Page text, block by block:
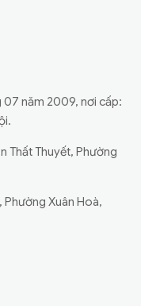
năm 2009, nơi cấp:
Thất Thuyết, Phường
Phường Xuân Hoà,